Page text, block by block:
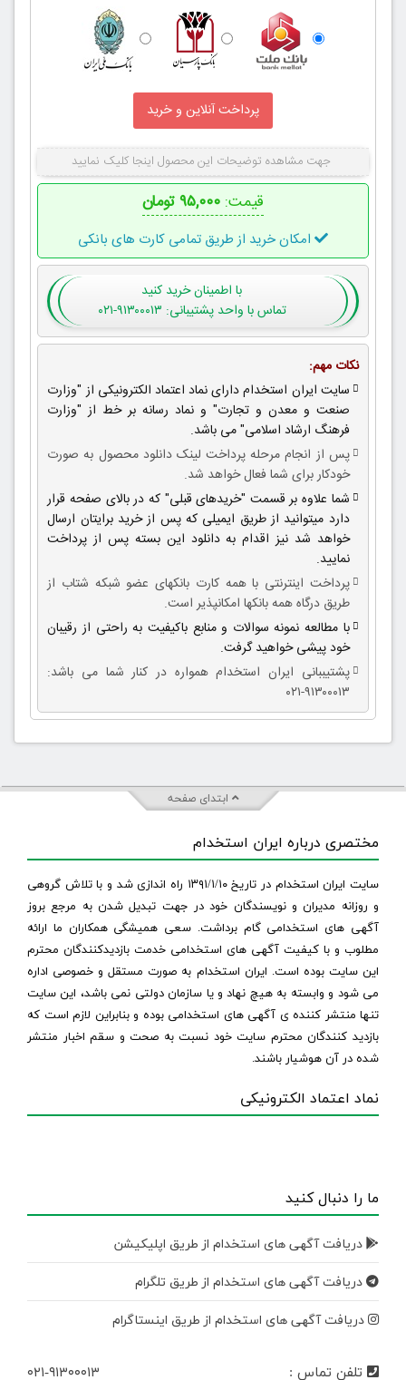
جهت مشاهده توضیحات این محصول اینجا کلیک نمایید
قیمت: ۹۵,۰۰۰ تومان
امکان خرید از طریق تمامی کارت های بانکی
با اطمینانخرید کنید
تماس با واحد پشتیبانی: ۹۱۳۰۰۰۱۳-۰۲۱
نکات مهم:
سایت ایران استخدام دارای نماد اعتماد الکترونیکی از "وزارت
صنعت و معدن و تجارت" و نماد رسانه بر خط از "وزارت
فرهنگ ارشاد اسلامی" می باشد.
پس از انجام مرحله پرداخت لینک دانلود محصول به صورت
خودکار برای شما فعال خواهد شد.
شما علاوه بر قسمت "خریدهای قبلی" که در بالای صفحه قرار
دارد میتوانید از طریق ایمیلی که پس از خرید برایتان ارسال
خواهد شد نیز اقدام به دانلود این بسته پس از پرداخت
نمایید.
پرداخت اینترنتی با همه کارت بانکهای عضو شبکه شتاب از
طریق درگاه همه بانکها امکانپذیر است.
با مطالعه نمونه سوالات و منابع باکیفیت به راحتی از رقیبان
خود پیشی خواهید گرفت.
پشتیببانی ایران استخدام همواره در کنار شما می باشد:
۹۱۳۰۰۰۱۳-۰۲۱
ابتدای صفحه
مختصری درباره ایران استخدام
سایت ایران استخدام در تاریخ ۱۳۹۱/۱/۱۰ راه اندازی شد و با تلاش گروهی
و روزانه مدیران و نویسندگان خود در جهت تبدیل شدن به مرجع بروز
آگهی های استخدامی گام برداشت. سعی همیشگی همکاران ما ارائه
مطلوب و با کیفیت آگهی های استخدامی خدمت بازدیدکنندگان محترم
این سایت بوده است. ایران استخدام به صورت مستقل و خصوصی اداره
می شود و وابسته به هیچ نهاد و یا سازمان دولتی نمی باشد، این سایت
تنها منتشر کننده ی آگهی های استخدامی بوده و بنابراین لازم است که
بازدید کنندگان محترم سایت خود نسبت به صحت و سقم اخبار منتشر
شده در آن هوشیار باشند.
نماد اعتماد الکترونیکی
ما را دنبال کنید
دریافت آگهی های استخدام از طریق اپلیکیشن
دریافت آگهی های استخدام از طریق تلگرام
دریافت آگهی های استخدام از طریق اینستاگرام
تلفن تماس : ۰۲۱-۹۱۳۰۰۰۱۳